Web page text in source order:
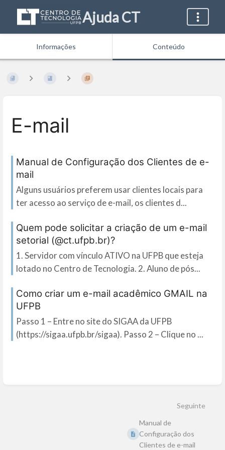
Ajuda CT
Informações Conteúdo
E-mail
Manual de Configuração dos Clientes de e-
mail
Alguns usuários preferem usar clientes locais para
ter acesso ao serviço de e-mail, os clientes d...
Quem pode solicitar a criação de um e-mail
setorial (@ct.ufpb.br)?
1. Servidor com vínculo ATIVO na UFPB que esteja
lotado no Centro de Tecnologia. 2. Aluno de pós...
Como criar um e-mail acadêmico GMAIL na
UFPB
Passo 1 – Entre no site do SIGAA da UFPB
(https://sigaa.ufpb.br/sigaa). Passo 2 – Clique no ...
Seguinte
Manual de
Configuração dos
Clientes de e-mail